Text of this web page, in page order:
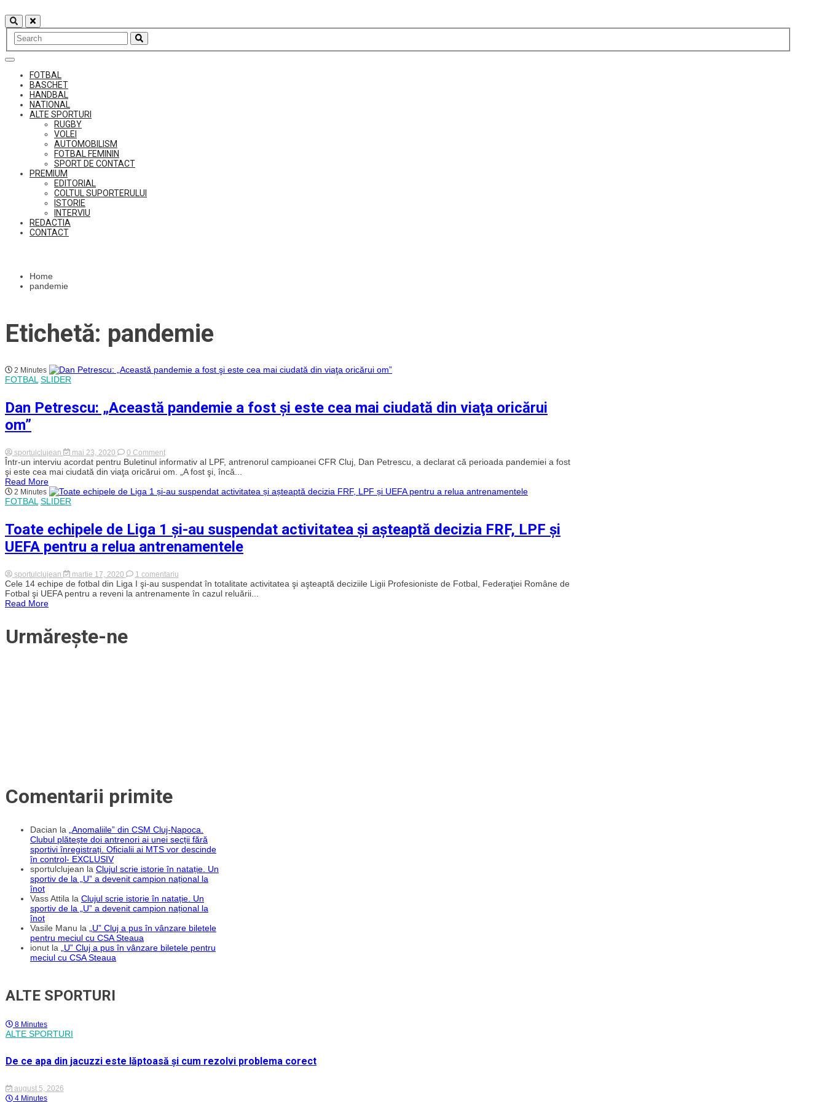
to
content
FOTBAL
BASCHET
HANDBAL
NATIONAL
ALTE SPORTURI
RUGBY
VOLEI
AUTOMOBILISM
FOTBAL FEMININ
SPORT DE CONTACT
PREMIUM
EDITORIAL
COLTUL SUPORTERULUI
ISTORIE
INTERVIU
REDACTIA
CONTACT
Home
pandemie
Etichetă: pandemie
2 Minutes
FOTBAL SLIDER
Dan Petrescu: „Această pandemie a fost şi este cea mai ciudată din viaţa oricărui
om”
sportulclujean mai 23, 2020 0 Commenton
Dan
Petrescu:
„Această
a
cea
mai
ciudată
din
oricărui
om”
Într-un interviu acordat pentru Buletinul informativ al LPF, antrenorul campioanei CFR Cluj, Dan Petrescu, a declarat că perioada pandemiei a fost
şi este cea mai ciudată din viaţa oricărui om. „A fost şi, încă...
Read More
2 Minutes
FOTBAL SLIDER
Toate echipele de Liga 1 și-au suspendat activitatea și așteaptă decizia FRF, LPF și
UEFA pentru a relua antrenamentele
sportulclujean martie 17, 2020 1 comentariula
Toate
echipele
de
Cele 14 echipe de fotbal din Liga I şi-au suspendat în totalitate activitatea şi aşteaptă deciziile Ligii Profesioniste de Fotbal, Federaţiei Române de
Fotbal şi UEFA pentru a reveni la antrenamente în cazul reluării...
Read More
Urmărește-ne
Comentarii primite
Dacian la
„Anomaliile” din CSM Cluj-Napoca.
Clubul plătește doi antrenori ai unei secții fără
sportivi înregistrați. Oficialii ai MTS vor descinde
în control- EXCLUSIV
sportulclujean la Clujul scrie istorie în natație. Un
sportiv de la „U” a devenit campion național la
înot
Vass Attila la Clujul scrie istorie în natație. Un
sportiv de la „U” a devenit campion național la
înot
Vasile Manu la
„U” Cluj a pus în vânzare biletele
pentru meciul cu CSA Steaua
ionut la
„U” Cluj a pus în vânzare biletele pentru
meciul cu CSA Steaua
ALTE SPORTURI
8 Minutes
ALTE SPORTURI
De ce apa din jacuzzi este lăptoasă și cum rezolvi problema corect
august 5, 2026
4 Minutes